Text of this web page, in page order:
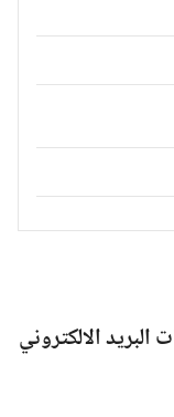
الالكتروني